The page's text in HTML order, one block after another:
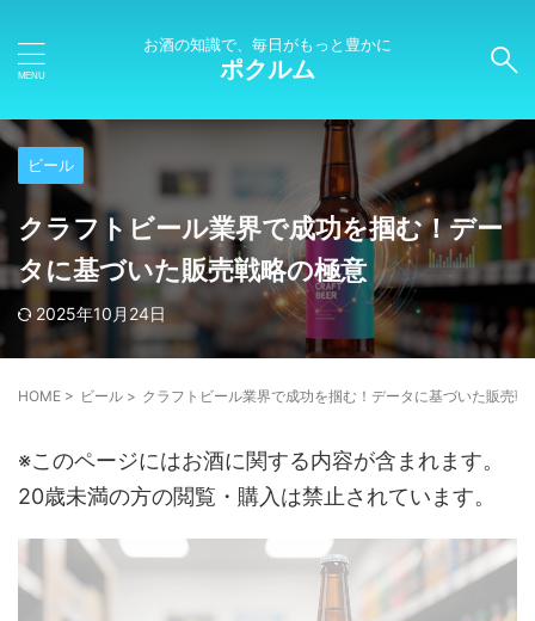
お酒の知識で、毎日がもっと豊かに
ポクルム
ビール
クラフトビール業界で成功を掴む！デー
タに基づいた販売戦略の極意
2025年10月24日
HOME > ビール > クラフトビール業界で成功を掴む！データに基づいた販売戦
※このページにはお酒に関する内容が含まれます。
20歳未満の方の閲覧・購入は禁止されています。